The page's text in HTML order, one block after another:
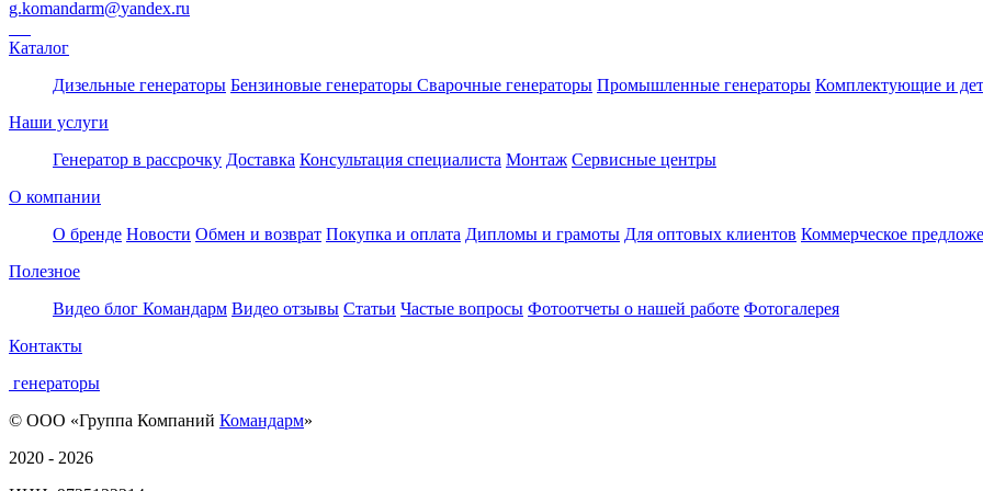
g.komandarm@yandex.ru
Каталог
Дизельные генераторы Бензиновые генераторы Сварочные генераторы Промышленные генераторы Комплектующие и
Наши услуги
Генератор в рассрочку Доставка Консультация специалиста Монтаж Сервисные центры
О компании
О бренде Новости Обмен и возврат Покупка и оплата Дипломы и грамоты Для оптовых клиентов Коммерческое
Полезное
Видео блог Командарм Видео отзывы Статьи Частые вопросы Фотоотчеты о нашей работе Фотогалерея
Контакты
генераторы
© ООО «Группа Компаний Командарм»
2020 - 2026